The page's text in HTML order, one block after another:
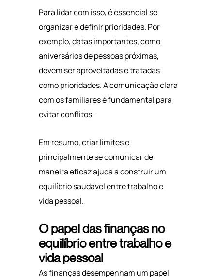
Para lidar com isso, é essencial se
organizar e definir prioridades. Por
exemplo, datas importantes, como
aniversários de pessoas próximas,
devem ser aproveitadas e tratadas
como prioridades.A comunicação clara
com os familiares é fundamental para
evitar conflitos.
Em resumo, criar limites e
principalmente se comunicar de
maneira eficaz ajuda a construir um
equilíbrio saudável entre trabalho e
vida pessoal.
O papel das finanças no
equilíbrio entre trabalho e
vida pessoal
As finanças desempenham um papel